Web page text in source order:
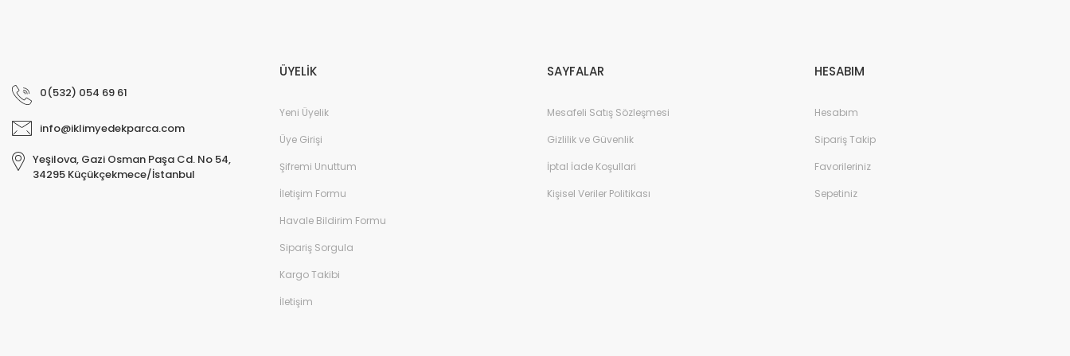
0(532) 054 69 61
info@iklimyedekparca.com
Yeşilova, Gazi Osman Paşa Cd. No 54,
34295 Küçükçekmece/İstanbul
ÜYELİK
Yeni Üyelik
Üye Girişi
Şifremi Unuttum
İletişim Formu
Havale Bildirim Formu
Sipariş Sorgula
Kargo Takibi
İletişim
SAYFALAR
Mesafeli Satış Sözleşmesi
Gizlilik ve Güvenlik
İptal İade Koşullari
Kişisel Veriler Politikası
HESABIM
Hesabım
Sipariş Takip
Favorileriniz
Sepetiniz